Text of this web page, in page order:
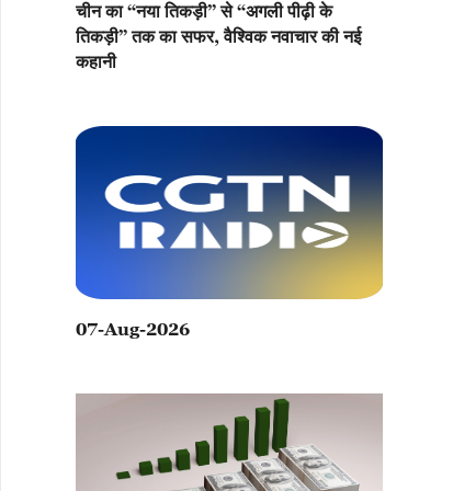
चीन का “नया तिकड़ी” से “अगली पीढ़ी के
तिकड़ी” तक का सफर, वैश्विक नवाचार की नई
कहानी
07-Aug-2026